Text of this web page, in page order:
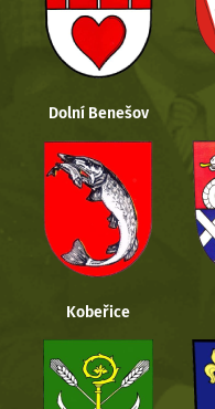
Dolní Benešov
Kobeřice